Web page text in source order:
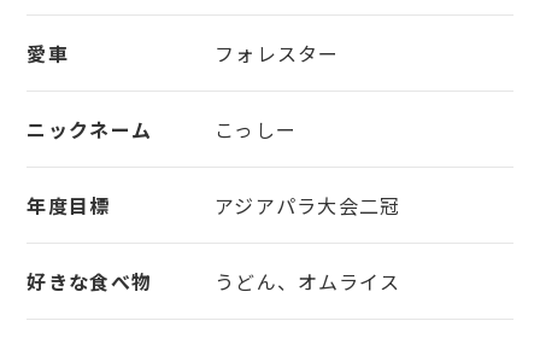
愛車 フォレスター
ニックネーム こっしー
年度目標 アジアパラ大会二冠
好きな食べ物 うどん、オムライス